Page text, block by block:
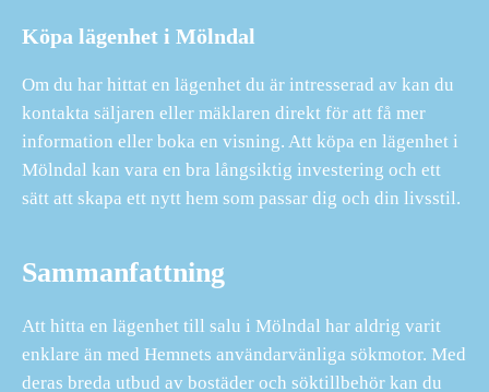
Köpa lägenhet i Mölndal
Om du har hittat en lägenhet du är intresserad av kan du
kontakta säljaren eller mäklaren direkt för att få mer
information eller boka en visning. Att köpa en lägenhet i
Mölndal kan vara en bra långsiktig investering och ett
sätt att skapa ett nytt hem som passar dig och din livsstil.
Sammanfattning
Att hitta en lägenhet till salu i Mölndal har aldrig varit
enklare än med Hemnets användarvänliga sökmotor. Med
deras breda utbud av bostäder och söktillbehör kan du